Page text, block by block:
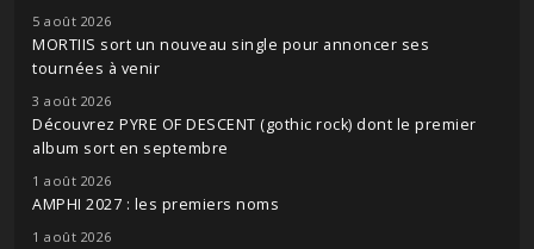
5 août 2026
MORTIIS sort un nouveau single pour annoncer ses
tournées à venir
3 août 2026
Découvrez PYRE OF DESCENT (gothic rock) dont le premier
album sort en septembre
1 août 2026
AMPHI 2027 : les premiers noms
1 août 2026